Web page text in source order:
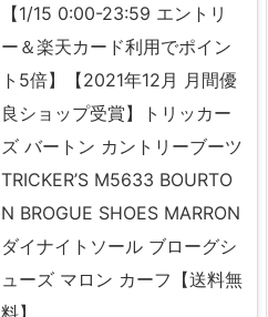
【1/15 0:00-23:59 エントリ
ー＆楽天カード利用でポイン
ト5倍】【2021年12月 月間優
良ショップ受賞】トリッカー
ズ バートン カントリーブーツ
TRICKER’S M5633 BOURTO
N BROGUE SHOES MARRON
ダイナイトソール ブローグシ
ューズ マロン カーフ【送料無
料】